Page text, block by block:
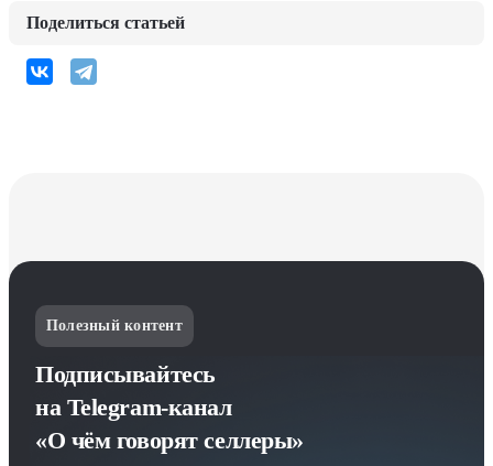
Поделиться статьей
Полезный контент
Подписывайтесь
на Telegram-канал
«О чём говорят селлеры»